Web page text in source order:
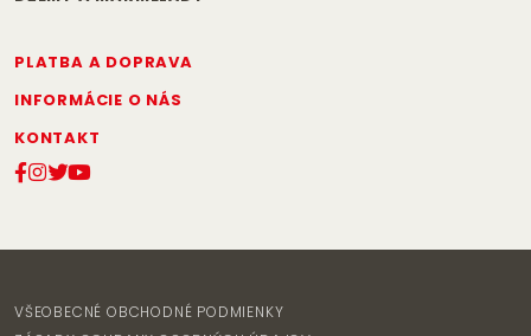
PLATBA A DOPRAVA
INFORMÁCIE O NÁS
KONTAKT
VŠEOBECNÉ OBCHODNÉ PODMIENKY